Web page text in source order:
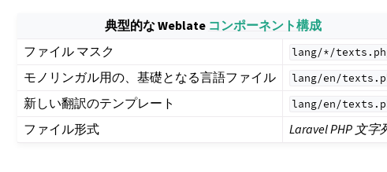
典型的な Weblate コンポーネント構成
ファイル マスク
lang/*/
モノリンガル用の、基礎となる言語ファイル lang/en/
新しい翻訳のテンプレート lang/en/
ファイル形式 Laravel PHP 文字